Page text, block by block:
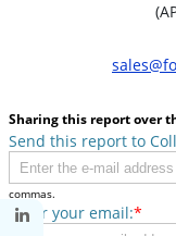
Sharing this report over
Send this report to
commas.
Enter your email:*